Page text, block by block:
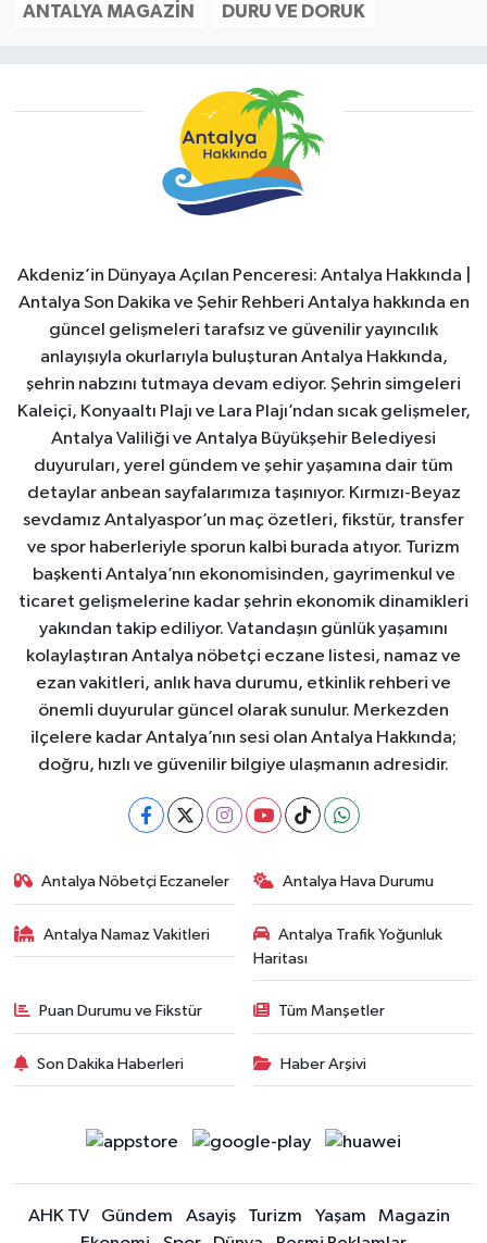
ANTALYA MAGAZIN DURU VE DORUK
Akdeniz’in Dünyaya Açılan Penceresi: Antalya Hakkında |
Antalya Son Dakika ve Şehir Rehberi Antalya hakkında en
güncel gelişmeleri tarafsız ve güvenilir yayıncılık
anlayışıyla okurlarıyla buluşturan Antalya Hakkında,
şehrin nabzını tutmaya devam ediyor. Şehrin simgeleri
Kaleiçi, Konyaaltı Plajı ve Lara Plajı’ndan sıcak gelişmeler,
Antalya Valiliği ve Antalya Büyükşehir Belediyesi
duyuruları, yerel gündem ve şehir yaşamına dair tüm
detaylar anbean sayfalarımıza taşınıyor. Kırmızı-Beyaz
sevdamız Antalyaspor’un maç özetleri, fikstür, transfer
ve spor haberleriyle sporun kalbi burada atıyor. Turizm
başkenti Antalya’nın ekonomisinden, gayrimenkul ve
ticaret gelişmelerine kadar şehrin ekonomik dinamikleri
yakından takip ediliyor. Vatandaşın günlük yaşamını
kolaylaştıran Antalya nöbetçi eczane listesi, namaz ve
ezan vakitleri, anlık hava durumu, etkinlik rehberi ve
önemli duyurular güncel olarak sunulur. Merkezden
ilçelere kadar Antalya’nın sesi olan Antalya Hakkında;
doğru, hızlı ve güvenilir bilgiye ulaşmanın adresidir.
Antalya Nöbetçi Eczaneler Antalya Hava Durumu
Antalya Namaz Vakitleri
Antalya Trafik Yoğunluk
Haritası
Puan Durumu ve Fikstür Tüm Manşetler
Son Dakika Haberleri Haber Arşivi
AHK TV Gündem Asayiş Turizm Yaşam
Magazin